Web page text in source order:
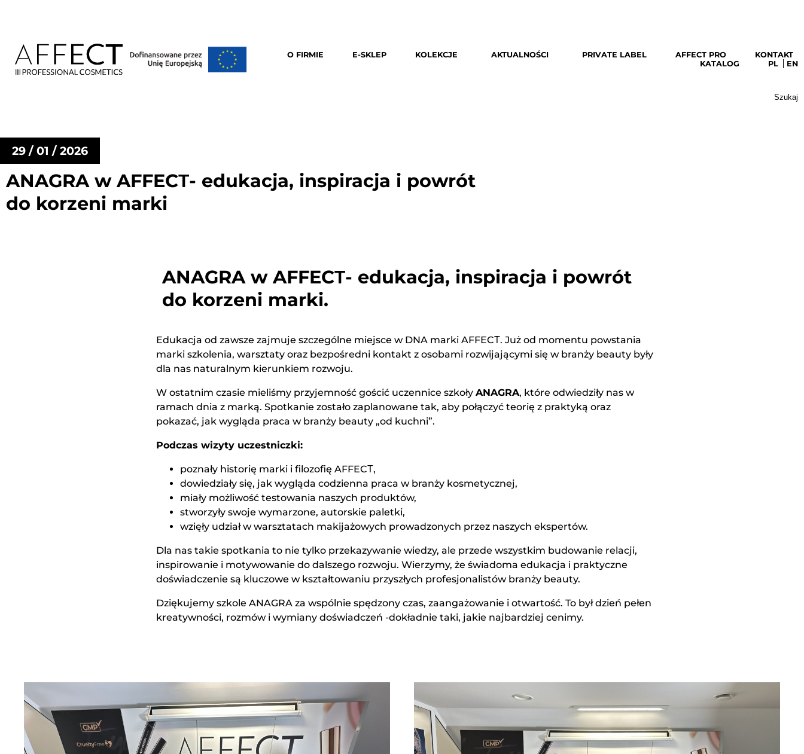
O FIRMIE E-SKLEP KOLEKCJE AKTUALNOŚCI PRIVATE LABEL AFFECT PRO
KONTAKT
KATALOG
PL EN
29 / 01 / 2026
ANAGRA w AFFECТ- edukacja, inspiracja i powrót
do korzeni marki
ANAGRA w AFFECТ- edukacja, inspiracja i powrót
do korzeni marki.
Edukacja od zawsze zajmuje szczególne miejsce w DNA marki AFFECТ. Już od momentu powstania
marki szkolenia, warsztaty oraz bezpośredni kontakt z osobami rozwijającymi się w branży beauty były
dla nas naturalnym kierunkiem rozwoju.
W ostatnim czasie mieliśmy przyjemność gościć uczennice szkoły ANAGRA, które odwiedziły nas w
ramach dnia z marką. Spotkanie zostało zaplanowane tak, aby połączyć teorię z praktyką oraz
pokazać, jak wygląda praca w branży beauty „od kuchni”.
Podczas wizyty uczestniczki:
poznały historię marki i filozofię AFFECТ,
dowiedziały się, jak wygląda codzienna praca w branży kosmetycznej,
miały możliwość testowania naszych produktów,
stworzyły swoje wymarzone, autorskie paletki,
wzięły udział w warsztatach makijażowych prowadzonych przez naszych ekspertów.
Dla nas takie spotkania to nie tylko przekazywanie wiedzy, ale przede wszystkim budowanie relacji,
inspirowanie i motywowanie do dalszego rozwoju. Wierzymy, że świadoma edukacja i praktyczne
doświadczenie są kluczowe w kształtowaniu przyszłych profesjonalistów branży beauty.
Dziękujemy szkole ANAGRA za wspólnie spędzony czas, zaangażowanie i otwartość. To był dzień pełen
kreatywności, rozmów i wymiany doświadczeń -dokładnie taki, jakie najbardziej cenimy.